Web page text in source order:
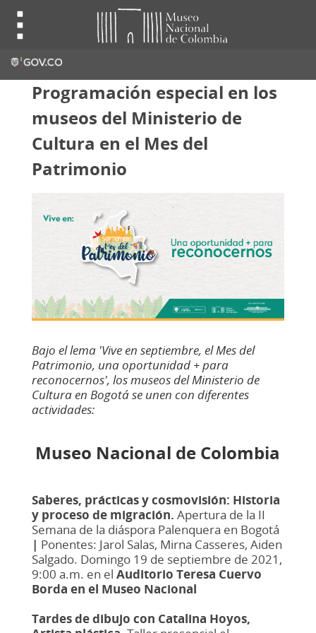
Programación especial en los
museos del Ministerio de
Cultura en el Mes del
Patrimonio
Bajo el lema 'Vive en septiembre, el Mes del
Patrimonio, una oportunidad + para
reconocernos', los museos del Ministerio de
Cultura en Bogotá se unen con diferentes
actividades:
Museo Nacional de Colombia
Saberes, prácticas y cosmovisión: Historia
y proceso de migración. Apertura de la II
Semana de la diáspora Palenquera en Bogotá
| Ponentes: Jarol Salas, Mirna Casseres, Aiden
Salgado. Domingo 19 de septiembre de 2021,
9:00 a.m. en el Auditorio Teresa Cuervo
Borda en el Museo Nacional
Tardes de dibujo con Catalina Hoyos,